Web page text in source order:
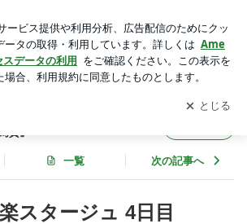
『以和為貴』
ドして ブログの更新通知
を受け取りまし
開く
貴』
一覧 次の記事へ
スタージュ 4日目